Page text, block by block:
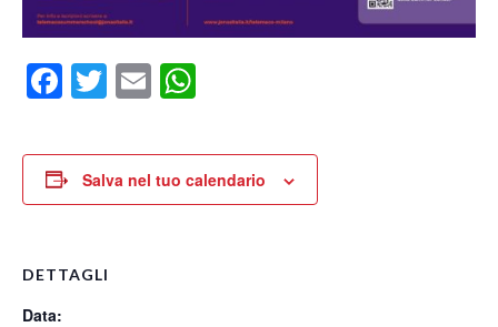
Facebook
Twitter
Email
Salva nel tuo calendario
DETTAGLI
Data: